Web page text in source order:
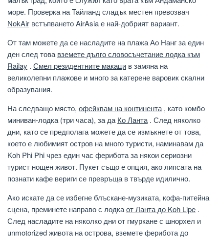
море. Проверка на Тайланд сладък местен превозвач
NokAir встъпването AirAsia е най-добрият вариант.
От там можете да се насладите на плажа Ао Нанг за един
ден след това вземете дълго словосъчетание лодка към
Railay . Смел резидентните макаци в замяна на
великолепни плажове и много за катерене варовик скални
образувания.
На следващо място, офейквам на континента , като комбо
миниван-лодка (три часа), за да Ко Ланта . След няколко
дни, като се предполага можете да се измъкнете от това,
което е любимият остров на много туристи, наминавам да
Koh Phi Phi чрез един час ферибота за някои сериозни
турист нощен живот. Пукет също е опция, ако липсата на
познати кафе вериги се превръща в твърде идилично.
Ако искате да се избегне блъскане-музиката, кофа-питейна
сцена, преминете направо с лодкаот Ланта до Koh Lipe .
След насладите на няколко дни от гмуркане с шнорхел и
unmotorized живота на острова, вземете ферибота до